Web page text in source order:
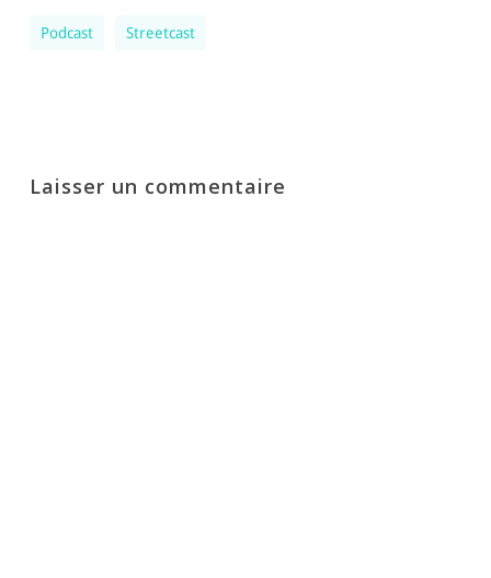
Podcast Streetcast
Laisser un commentaire